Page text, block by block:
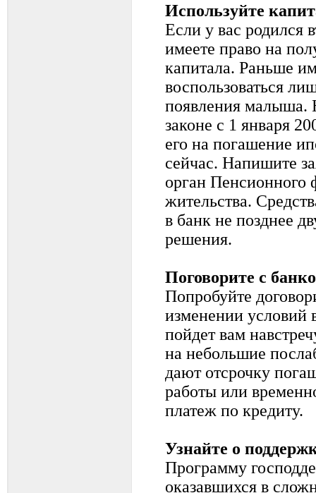
Используйте
Если у вас родился
имеете право на
капитала. Раньше
воспользоваться
появления малыша.
законе с 1 января
его на погашение
сейчас. Напишите
орган
жительства.
в банк не позднее
решения.
Поговорите с
Попробуйте
изменении условий
пойдет вам
на небольшие
дают отсрочку
работы или
платеж по кредиту.
Узнайте о
Программу
оказавшихся в